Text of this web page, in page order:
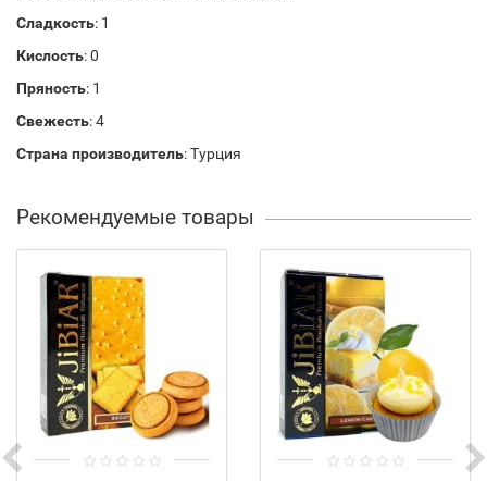
Сладкость: 1
Кислость: 0
Пряность: 1
Свежесть: 4
Страна производитель: Турция
Рекомендуемые товары